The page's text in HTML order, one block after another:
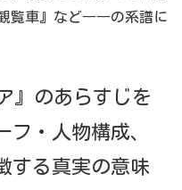
覧車』など――の系譜に
』のあらすじを
フ・人物構成、
する真実の意味